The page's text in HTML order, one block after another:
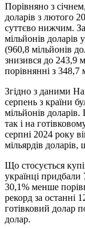
Порівняно з
доларів з лютого
суттєво нижчим.
мільйонів доларів
(960,8 мільйонів
знизився до 243,9
порівнянні з 348,7
Згідно з даними
серпень з країни
мільйонів
так і на
серпні 2024 року
мільярдів
Що стосується
українці придбали
30,1% менше
рекорд за останні
готівковий долар
долар.